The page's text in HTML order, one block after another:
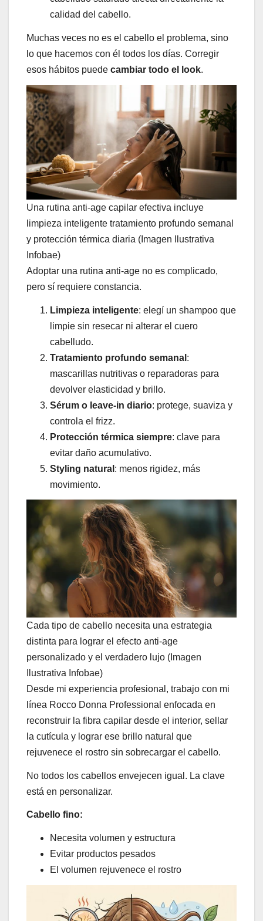
calidad del cabello.
Muchas veces no es el cabello el problema, sino
lo que hacemos con él todos los días. Corregir
esos hábitos puede cambiar todo el look.
Una rutina anti-age capilar efectiva incluye
limpieza inteligente tratamiento profundo semanal
y protección térmica diaria (Imagen Ilustrativa
Infobae)
Adoptar una rutina anti-age no es complicado,
pero sí requiere constancia.
Limpieza inteligente: elegí un shampoo que
limpie sin resecar ni alterar el cuero
cabelludo.
Tratamiento profundo semanal :
mascarillas nutritivas o reparadoras para
devolver elasticidad y brillo.
Sérum o leave-in diario: protege, suaviza y
controla el frizz.
Protección térmica siempre: clave para
evitar daño acumulativo.
Styling natural : menos rigidez, más
movimiento.
Cada tipo de cabello necesita una estrategia
distinta para lograr el efecto anti-age
personalizado y el verdadero lujo (Imagen
Ilustrativa Infobae)
Desde mi experiencia profesional, trabajo con mi
línea Rocco Donna Professional enfocada en
reconstruir la fibra capilar desde el interior, sellar
la cutícula y lograr ese brillo natural que
rejuvenece el rostro sin sobrecargar el cabello.
No todos los cabellos envejecen igual. La clave
está en personalizar.
Cabello fino:
Necesita volumen y estructura
Evitar productos pesados
El volumen rejuvenece el rostro